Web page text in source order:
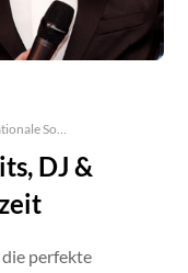
DJ &
perfekte